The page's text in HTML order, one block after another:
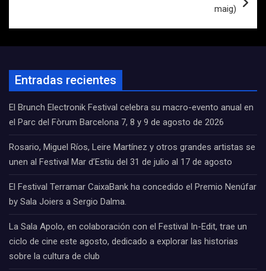
maig)
Entradas recientes
El Brunch Electronik Festival celebra su macro-evento anual en
el Parc del Fòrum Barcelona 7, 8 y 9 de agosto de 2026
Rosario, Miguel Ríos, Leire Martínez y otros grandes artistas se
unen al Festival Mar d’Estiu del 31 de julio al 17 de agosto
El Festival Terramar CaixaBank ha concedido el Premio Nenúfar
by Sala Joiers a Sergio Dalma.
La Sala Apolo, en colaboración con el Festival In-Edit, trae un
ciclo de cine este agosto, dedicado a explorar las historias
sobre la cultura de club